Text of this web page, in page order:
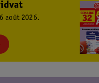
août 2026.